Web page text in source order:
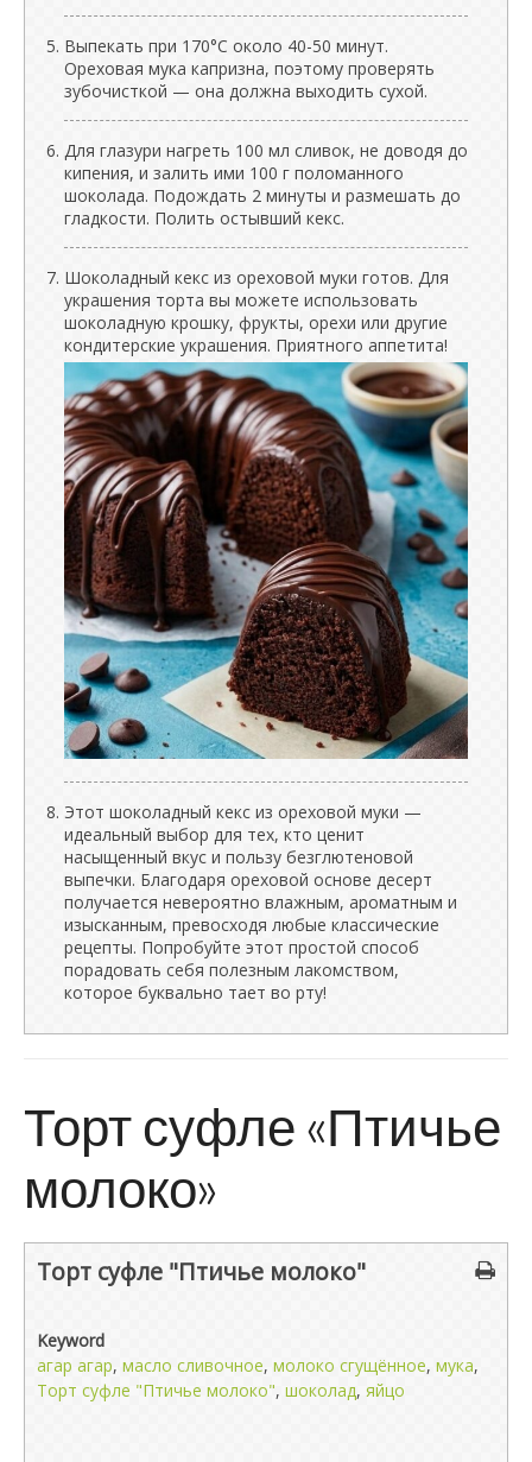
Выпекать при 170°C около 40-50 минут.
Ореховая мука капризна, поэтому проверять
зубочисткой — она должна выходить сухой.
Для глазури нагреть 100 мл сливок, не доводя до
кипения, и залить ими 100 г поломанного
шоколада. Подождать 2 минуты и размешать до
гладкости. Полить остывший кекс.
Шоколадный кекс из ореховой муки готов. Для
украшения торта вы можете использовать
шоколадную крошку, фрукты, орехи или другие
кондитерские украшения. Приятного аппетита!
Этот шоколадный кекс из ореховой муки —
идеальный выбор для тех, кто ценит
насыщенный вкус и пользу безглютеновой
выпечки. Благодаря ореховой основе десерт
получается невероятно влажным, ароматным и
изысканным, превосходя любые классические
рецепты. Попробуйте этот простой способ
порадовать себя полезным лакомством,
которое буквально тает во рту!
Торт суфле «Птичье
молоко»
Торт суфле "Птичье молоко"
Keyword
агар агар, масло сливочное, молоко сгущённое, мука,
Торт суфле "Птичье молоко", шоколад, яйцо